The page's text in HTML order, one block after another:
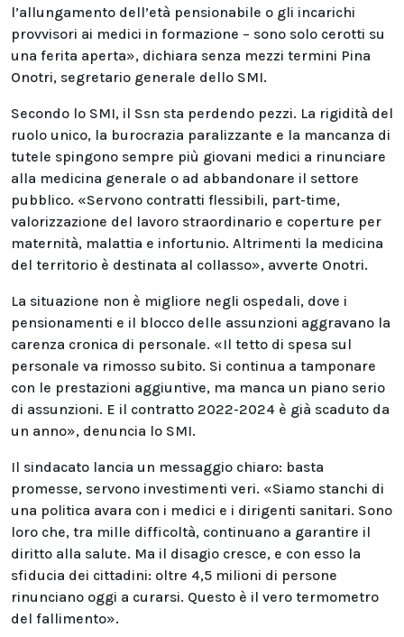
l’allungamento dell’età pensionabile o gli incarichi
provvisori ai medici in formazione – sono solo cerotti su
una ferita aperta», dichiara senza mezzi termini Pina
Onotri, segretario generale dello SMI.
Secondo lo SMI, il Ssn sta perdendo pezzi. La rigidità del
ruolo unico, la burocrazia paralizzante e la mancanza di
tutele spingono sempre più giovani medici a rinunciare
alla medicina generale o ad abbandonare il settore
pubblico. «Servono contratti flessibili, part-time,
valorizzazione del lavoro straordinario e coperture per
maternità, malattia e infortunio. Altrimenti la medicina
del territorio è destinata al collasso», avverte Onotri.
La situazione non è migliore negli ospedali, dove i
pensionamenti e il blocco delle assunzioni aggravano la
carenza cronica di personale. «Il tetto di spesa sul
personale va rimosso subito. Si continua a tamponare
con le prestazioni aggiuntive, ma manca un piano serio
di assunzioni. E il contratto 2022-2024 è già scaduto da
un anno», denuncia lo SMI.
Il sindacato lancia un messaggio chiaro: basta
promesse, servono investimenti veri. «Siamo stanchi di
una politica avara con i medici e i dirigenti sanitari. Sono
loro che, tra mille difficoltà, continuano a garantire il
diritto alla salute. Ma il disagio cresce, e con esso la
sfiducia dei cittadini: oltre 4,5 milioni di persone
rinunciano oggi a curarsi. Questo è il vero termometro
del fallimento».